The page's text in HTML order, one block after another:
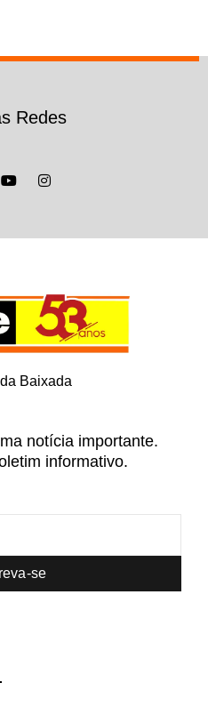
Redes
Baixada
notícia importante.
informativo.
se